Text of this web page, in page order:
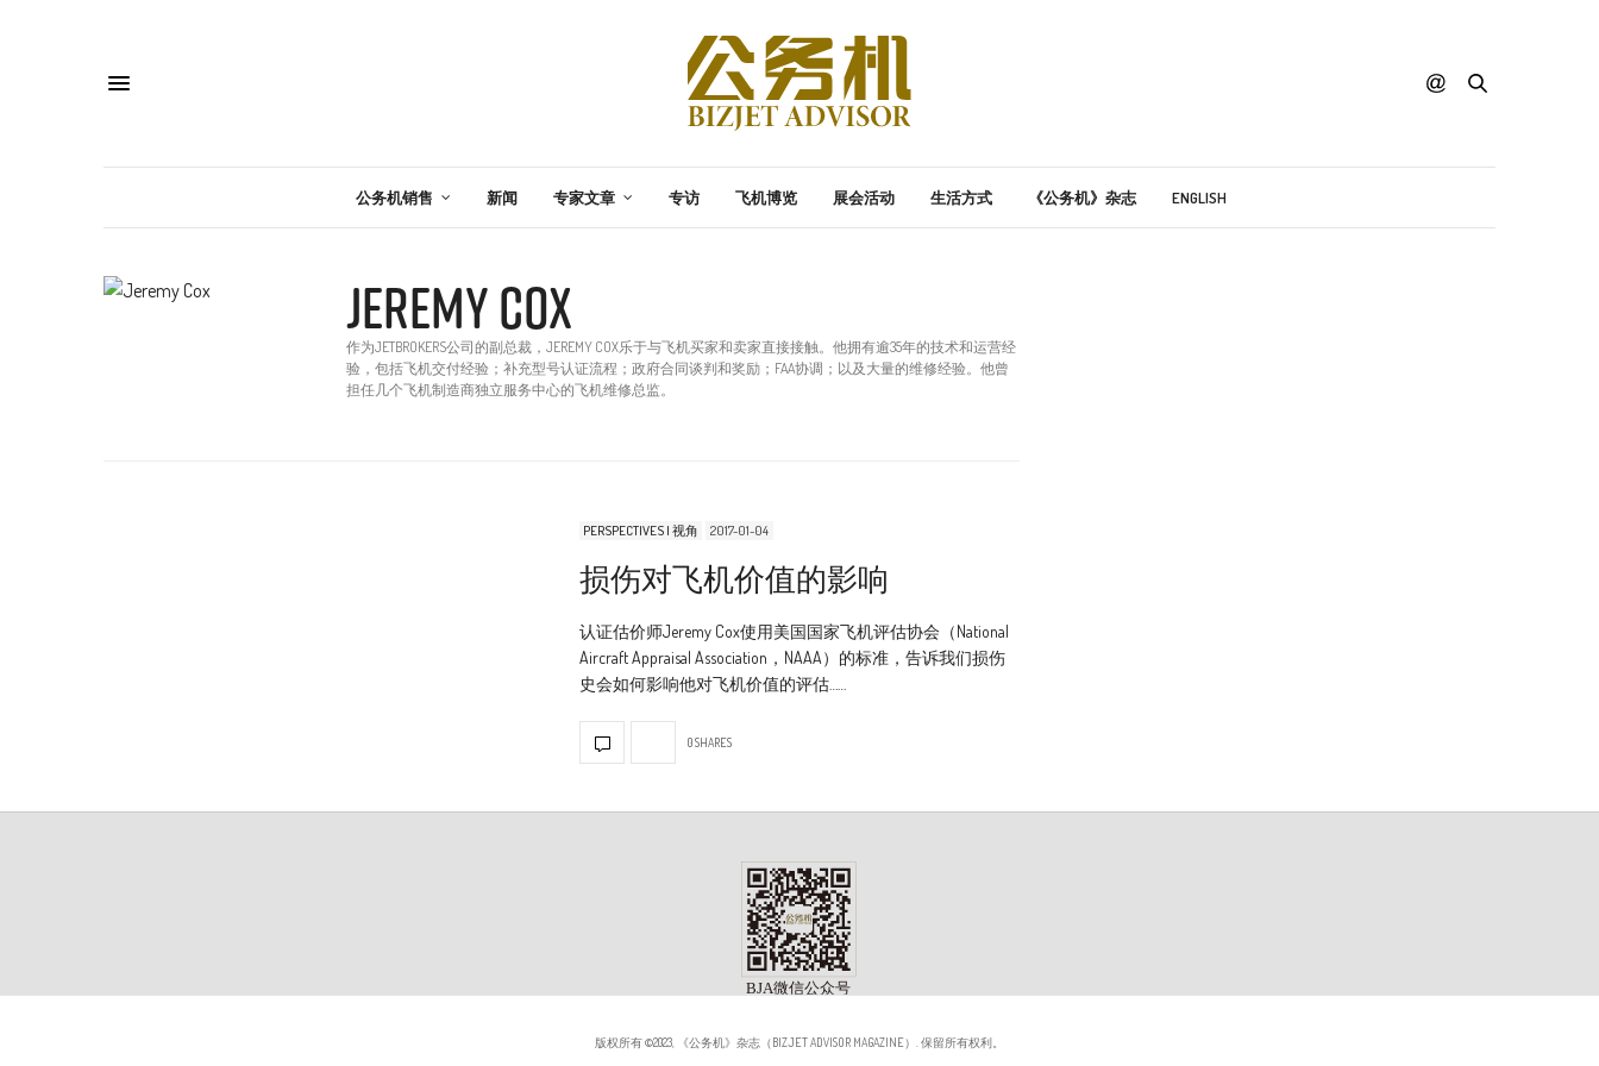
公务机销售 新闻 专家文章 专访 飞机博览 展会活动 生活方式 《公务机》杂志 ENGLISH
JEREMY COX
作为JETBROKERS公司的副总裁，JEREMY COX乐于与飞机买家和卖家直接接触。他拥有逾35年的技术和运营经
验，包括飞机交付经验；补充型号认证流程；政府合同谈判和奖励；FAA协调；以及大量的维修经验。他曾
担任几个飞机制造商独立服务中心的飞机维修总监。
PERSPECTIVES | 视角 2017-01-04
损伤对飞机价值的影响
认证估价师Jeremy Cox使用美国国家飞机评估协会（National
Aircraft Appraisal Association，NAAA）的标准，告诉我们损伤
史会如何影响他对飞机价值的评估……
0 SHARES
版权所有 ©2023, 《公务机》杂志（BIZJET ADVISOR MAGAZINE）. 保留所有权利。